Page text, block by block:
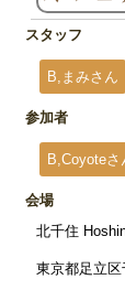
スタッフ
B,まみさん
参加者
B,Coyoteさ
会場
北千住
東京都足立